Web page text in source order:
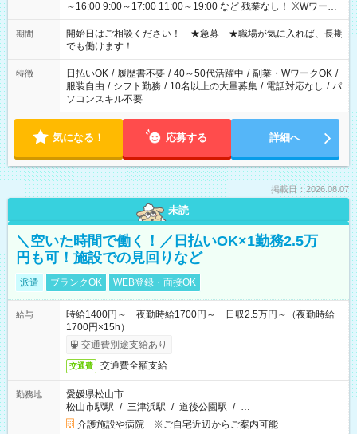
～16:00 9:00～17:00 11:00～19:00 など 残業なし！ ※Wワーク
の場合、他のお仕事と合わせ週40時間超の就業はご案内できま
せん ※法令に基づき、週20時間以上勤務は社会保険への加入対
象となります ※労働者派遣法（日雇い派遣の原則禁止）によ
り、短時間・短期間の就業はご案内が難しい場合があります
期間
開始日はご相談ください！ ★急募 ★職場が気に入れば、長期
でも働けます！
特徴 日払いOK / 履歴書不要 / 40～50代活躍中 / 副業・WワークOK /
服装自由 / シフト勤務 / 10名以上の大量募集 / 電話対応なし / パ
ソコンスキル不要
気になる！ 応募する 詳細へ
掲載日：2026.08.07
未読
＼空いた時間で働く！／日払いOK×1勤務2.5万
円も可！施設での見回りなど
派遣 ブランクOK WEB登録・面接OK
給与
時給1400円～ 夜勤時給1700円～ 日収2.5万円～（夜勤時給
1700円×15h）
交通費別途支給あり
交通費 交通費全額支給
勤務地
愛媛県松山市
松山市駅駅 / 三津浜駅 / 道後公園駅 / …
介護施設や病院 ※ご自宅近辺からご案内可能